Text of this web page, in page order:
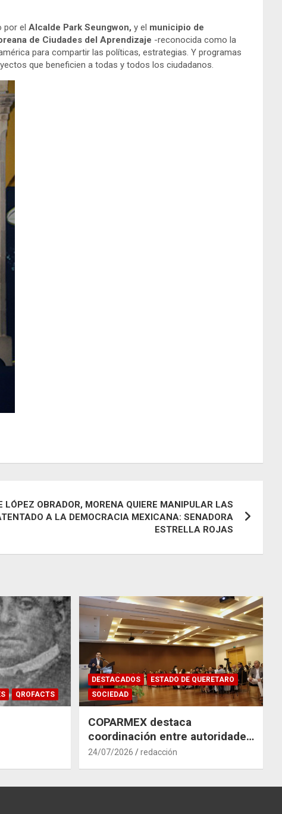
por el Alcalde Park Seungwon, y el municipio de
de Ciudades del Aprendizaje -reconocida como la
para compartir las políticas, estrategias. Y programas
que beneficien a todas y todos los ciudadanos.
LÓPEZ OBRADOR, MORENA QUIERE MANIPULAR LAS
A LA DEMOCRACIA MEXICANA: SENADORA
ESTRELLA ROJAS
QROFACTS
DESTACADOS
ESTADO DE QUERETARO
SOCIEDAD
COPARMEX destaca
coordinación entre autoridades
y empresas para mitigar el
24/07/2026 redacción